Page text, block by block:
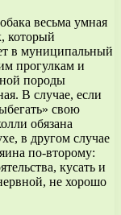
весьма умная
который
в муниципальный
прогулкам и
породы
В случае, если
свою
обязана
в другом случае
по-второму:
кусать и
не хорошо